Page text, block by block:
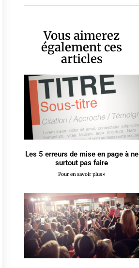
Vous aimerez
également ces
articles
Les 5 erreurs de mise en page à ne
surtout pas faire
Pour en savoir plus»